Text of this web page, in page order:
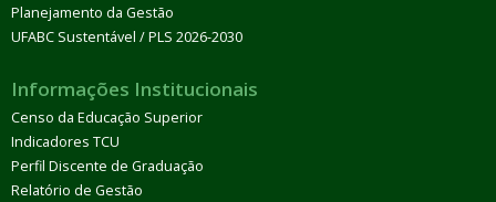
Planejamento da Gestão
UFABC Sustentável / PLS 2026-2030
Informações Institucionais
Censo da Educação Superior
Indicadores TCU
Perfil Discente de Graduação
Relatório de Gestão